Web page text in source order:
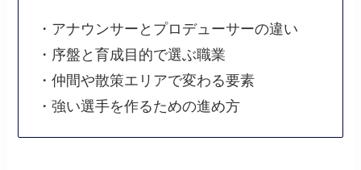
・アナウンサーとプロデューサーの違い
・序盤と育成目的で選ぶ職業
・仲間や散策エリアで変わる要素
・強い選手を作るための進め方